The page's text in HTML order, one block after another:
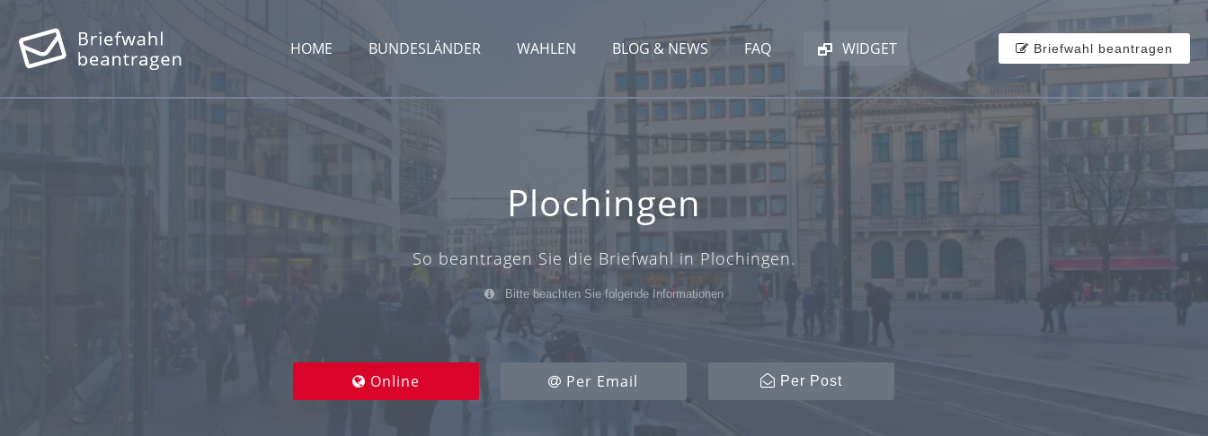
HOME BUNDESLÄNDER WAHLEN BLOG & NEWS FAQ WIDGET Briefwahl beantragen
Plochingen
So beantragen Sie die Briefwahl in Plochingen.
Bitte beachten Sie folgende Informationen
Online Per Email Per Post